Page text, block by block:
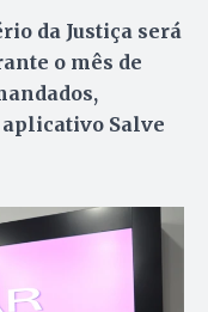
da Justiça será
o mês de
aplicativo Salve